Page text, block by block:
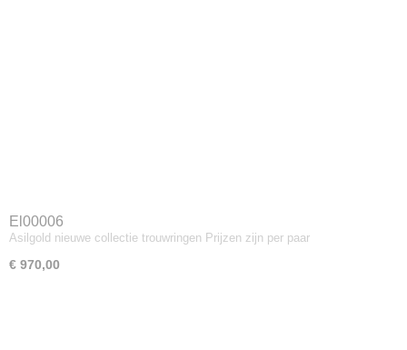
El00006
Asilgold nieuwe collectie trouwringen Prijzen zijn per paar
€ 970,00